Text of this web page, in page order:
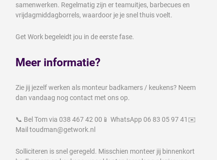
samenwerken. Regelmatig zijn er teamuitjes, barbecues en
vrijdagmiddagborrels, waardoor je je snel thuis voelt.
Get Work begeleidt jou in de eerste fase.
Meer informatie?
Zie jij jezelf werken als monteur badkamers / keukens? Neem
dan vandaag nog contact met ons op.
📞 Bel Tom via 038 467 42 00📱 WhatsApp 06 83 05 97 41✉️
Mail toudman@getwork.nl
Solliciteren is snel geregeld. Misschien monteer jij binnenkort